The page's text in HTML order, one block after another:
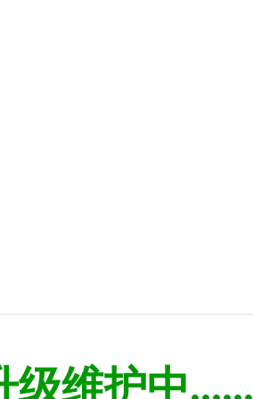
级维护中......